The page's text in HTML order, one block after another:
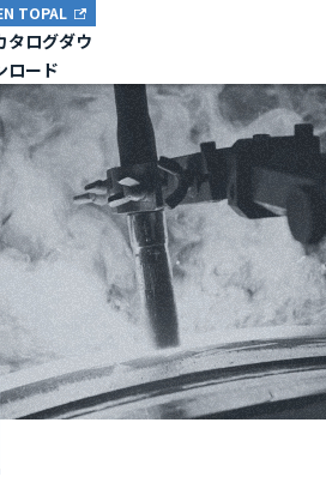
TOPAL
タログダウ
ロード